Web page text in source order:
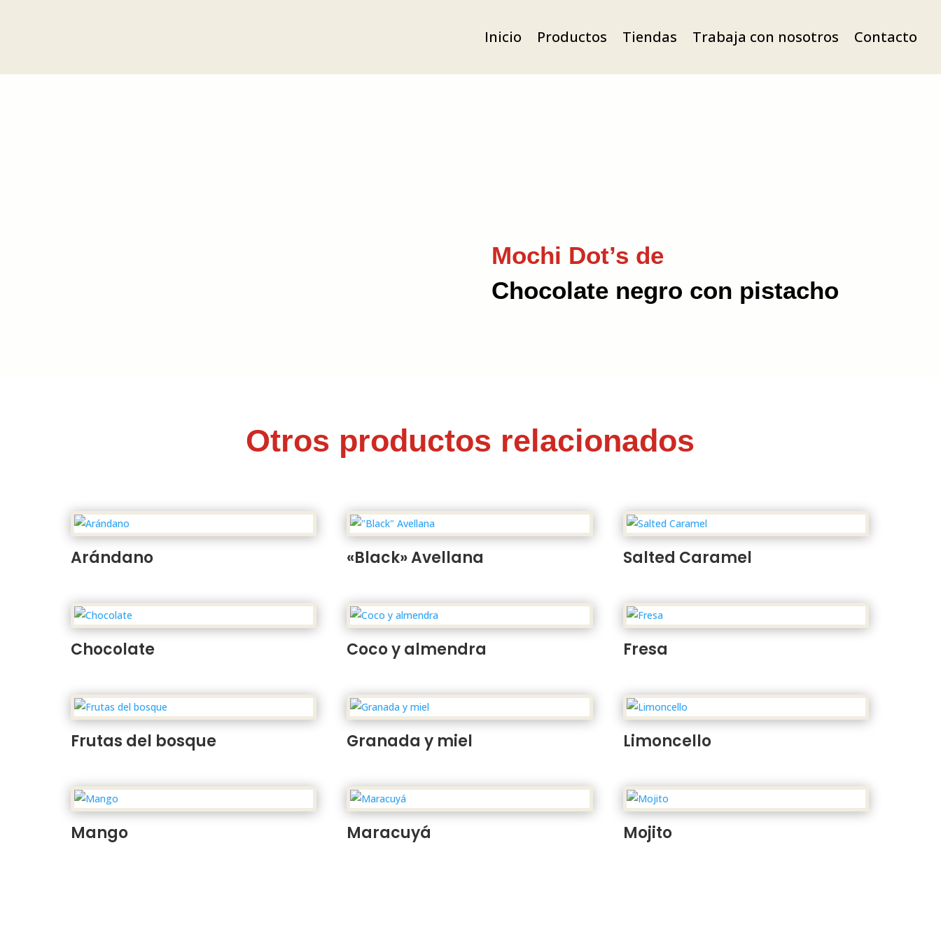
Inicio Productos Tiendas Trabaja con nosotros Contacto
Mochi Dot’s de
Chocolate negro con pistacho
Otros productos relacionados
Arándano «Black» Avellana Salted Caramel
Chocolate Coco y almendra Fresa
Frutas del bosque Granada y miel Limoncello
Mango Maracuyá Mojito